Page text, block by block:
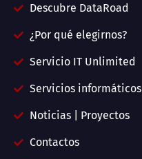
Descubre DataRoad
¿Por qué elegirnos?
Servicio IT Unlimited
Servicios informáticos
Noticias | Proyectos
Contactos